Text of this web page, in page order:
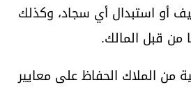
أو استبدال أي سجاد، وكذلك
من قبل المالك.
من الملاك الحفاظ على معايير